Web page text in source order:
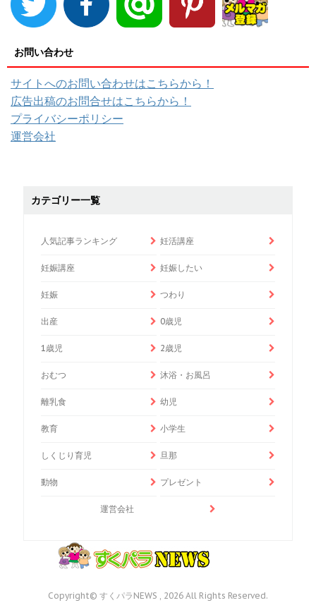
お問い合わせ
サイトへのお問い合わせはこちらから！
広告出稿のお問合せはこちらから！
プライバシーポリシー
運営会社
カテゴリー一覧
人気記事ランキング 妊活講座
妊娠講座 妊娠したい
妊娠 つわり
出産 0歳児
1歳児 2歳児
おむつ 沐浴・お風呂
離乳食 幼児
教育 小学生
しくじり育児 旦那
動物 プレゼント
運営会社
Copyright© すくパラNEWS , 2026 All Rights Reserved.